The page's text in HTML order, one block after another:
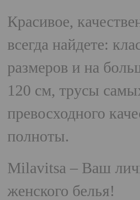
Красивое,
всегда найдете:
размеров и на
120 см, трусы
превосходного
полноты.
Milavitsa – Ваш
женского белья!